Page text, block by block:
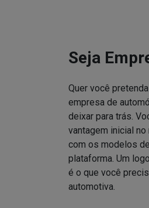
Seja
Quer você
empresa de
deixar para trás.
vantagem inicial
com os modelos
plataforma. Um
é o que você
automotiva.